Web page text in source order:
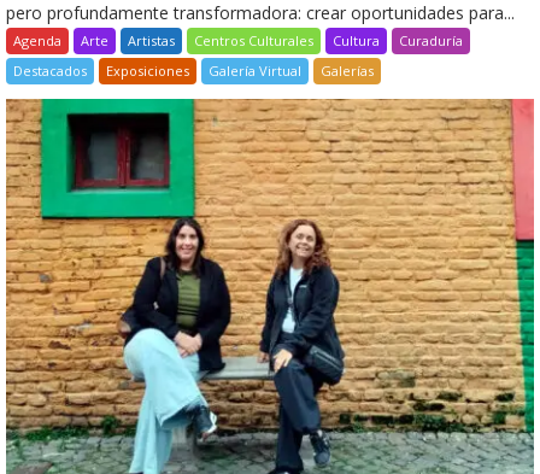
pero profundamente transformadora: crear oportunidades para...
Agenda Arte Artistas Centros Culturales Cultura
Curaduría
Destacados
Exposiciones Galería Virtual Galerías